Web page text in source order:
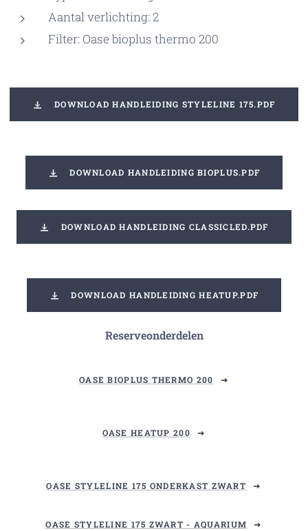
Aantal verlichting: 2
Filter: Oase bioplus thermo 200
DOWNLOAD HANDLEIDING STYLELINE 175.PDF
DOWNLOAD HANDLEIDING BIOPLUS.PDF
DOWNLOAD HANDLEIDING CLASSICLED.PDF
DOWNLOAD HANDLEIDING HEATUP.PDF
Reserveonderdelen
OASE BIOPLUS THERMO 200
OASE HEATUP 200
OASE STYLELINE 175 ONDERKAST ZWART
OASE STYLELINE 175 ZWART - AQUARIUM